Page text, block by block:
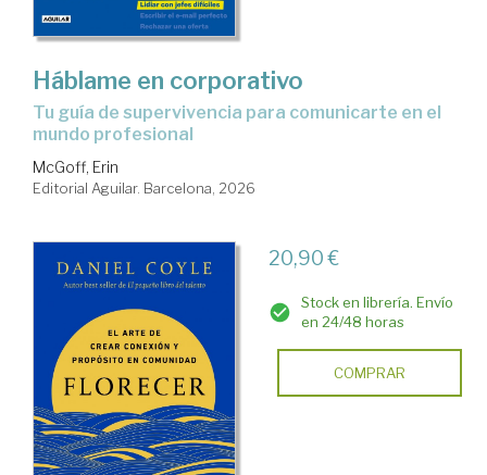
Háblame en corporativo
Tu guía de supervivencia para comunicarte en el
mundo profesional
McGoff, Erin
Editorial Aguilar. Barcelona, 2026
20,90 €
Stock en librería. Envío
en 24/48 horas
COMPRAR